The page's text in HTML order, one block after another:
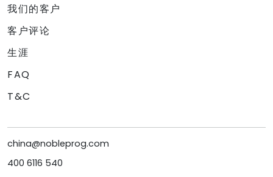
我们的客户
客户评论
生涯
FAQ
T&C
china@nobleprog.com
400 6116 540